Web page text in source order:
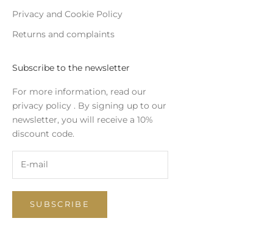
Privacy and Cookie Policy
Returns and complaints
Subscribe to the newsletter
For more information, read our
privacy policy . By signing up to our
newsletter, you will receive a 10%
discount code.
SUBSCRIBE